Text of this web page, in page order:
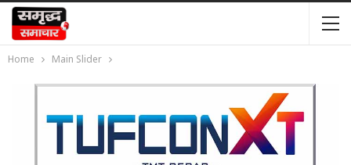
Home Main Slider